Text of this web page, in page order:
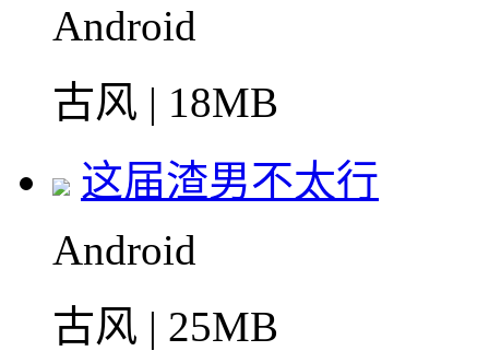
Android
古风 | 18MB
这届渣男不太行
Android
古风 | 25MB